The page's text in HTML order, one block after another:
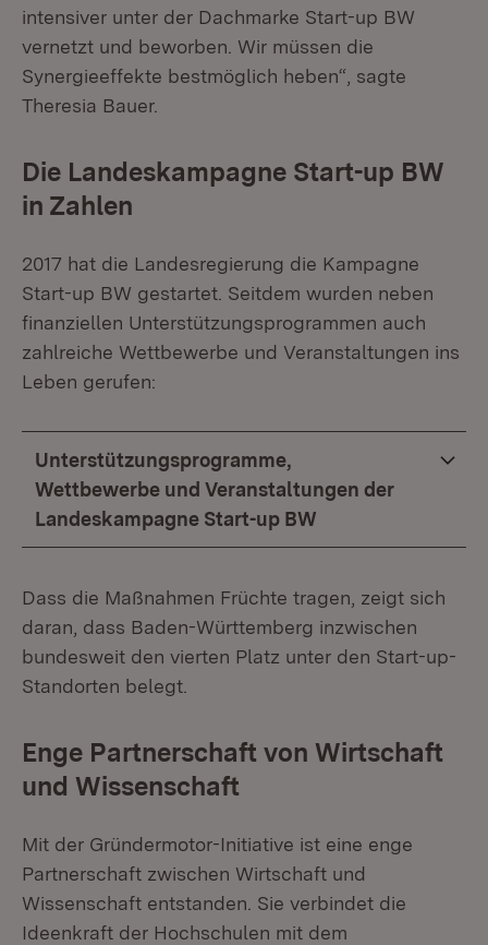
intensiver unter der Dachmarke Start-up BW
vernetzt und beworben. Wir müssen die
Synergieeffekte bestmöglich heben“, sagte
Theresia Bauer.
Die Landeskampagne Start-up BW
in Zahlen
2017 hat die Landesregierung die Kampagne
Start-up BW gestartet. Seitdem wurden neben
finanziellen Unterstützungsprogrammen auch
zahlreiche Wettbewerbe und Veranstaltungen ins
Leben gerufen:
Unterstützungsprogramme,
Wettbewerbe und Veranstaltungen der
Landeskampagne Start-up BW
Dass die Maßnahmen Früchte tragen, zeigt sich
daran, dass Baden-Württemberg inzwischen
bundesweit den vierten Platz unter den Start-up-
Standorten belegt.
Enge Partnerschaft von Wirtschaft
und Wissenschaft
Mit der Gründermotor-Initiative ist eine enge
Partnerschaft zwischen Wirtschaft und
Wissenschaft entstanden. Sie verbindet die
Ideenkraft der Hochschulen mit dem